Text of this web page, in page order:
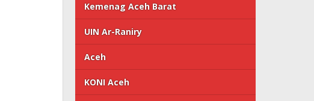
Kemenag Aceh Barat
UIN Ar-Raniry
Aceh
KONI Aceh